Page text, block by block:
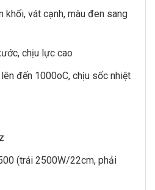
vát cạnh, màu đen sang
chịu lực cao
đến 1000oC, chịu sốc nhiệt
(trái 2500W/22cm, phải